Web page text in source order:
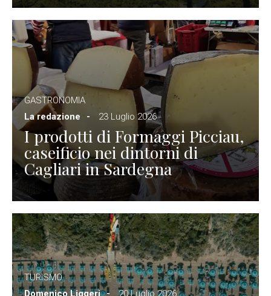
GASTRONOMIA
La redazione
23 Luglio 2026
I prodotti di Formaggi Picciau,
caseificio nei dintorni di
Cagliari in Sardegna
TURISMO
Domenico Liggeri
20 Luglio 2026